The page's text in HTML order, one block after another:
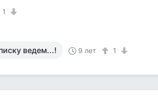
1
ведем...! 9 лет 1